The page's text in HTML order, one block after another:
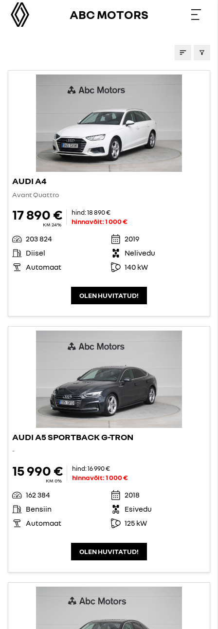
ABC MOTORS
AUDI A4
Avant Quattro
17 890 €
KM 24%
hind:18 890 €
hinnavõit:1 000 €
203 824
2019
Diisel
Nelivedu
Automaat
140 kW
OLEN HUVITATUD!
AUDI A5 SPORTBACK G-TRON
-
15 990 €
KM 0%
hind:16 990 €
hinnavõit:1 000 €
162 384
2018
Bensiin
Esivedu
Automaat
125 kW
OLEN HUVITATUD!